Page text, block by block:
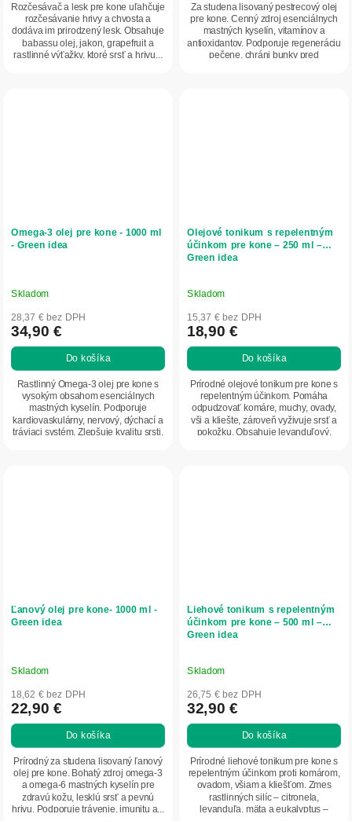
Rozčesávač a lesk pre kone uľahčuje
rozčesávanie hrivy a chvosta a
dodáva im prirodzený lesk. Obsahuje
babassu olej, jakon, grapefruit a
rastlinné výťažky, ktoré srsť a hrivu...
Za studena lisovaný pestrecový olej
pre kone. Cenný zdroj esenciálnych
mastných kyselín, vitamínov a
antioxidantov. Podporuje regeneráciu
pečene, chráni bunky pred
Omega-3 olej pre kone - 1000 ml
- Green idea
Skladom
28,37 € bez DPH
34,90 €
Do košíka
Rastlinný Omega-3 olej pre kone s
vysokým obsahom esenciálnych
mastných kyselín. Podporuje
kardiovaskulárny, nervový, dýchací a
tráviaci systém. Zlepšuje kvalitu srsti,
Olejové tonikum s repelentným
účinkom pre kone – 250 ml –
Green idea
Skladom
15,37 € bez DPH
18,90 €
Do košíka
Prírodné olejové tonikum pre kone s
repelentným účinkom. Pomáha
odpudzovať komáre, muchy, ovady,
vši a kliešte, zároveň vyživuje srsť a
pokožku. Obsahuje levanduľový,
Ľanový olej pre kone- 1000 ml -
Green idea
Skladom
18,62 € bez DPH
22,90 €
Do košíka
Prírodný za studena lisovaný ľanový
olej pre kone. Bohatý zdroj omega-3
a omega-6 mastných kyselín pre
zdravú kožu, lesklú srsť a pevnú
hrivu. Podporuje trávenie, imunitu a...
Liehové tonikum s repelentným
účinkom pre kone – 500 ml –
Green idea
Skladom
26,75 € bez DPH
32,90 €
Do košíka
Prírodné liehové tonikum pre kone s
repelentným účinkom proti komárom,
ovadom, všiam a kliešťom. Zmes
rastlinných silíc – citronela,
levanduľa, mäta a eukalyptus –